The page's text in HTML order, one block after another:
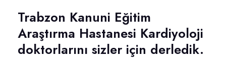
Trabzon Kanuni Eğitim
Araştırma Hastanesi Kardiyoloji
doktorlarını sizler için derledik.